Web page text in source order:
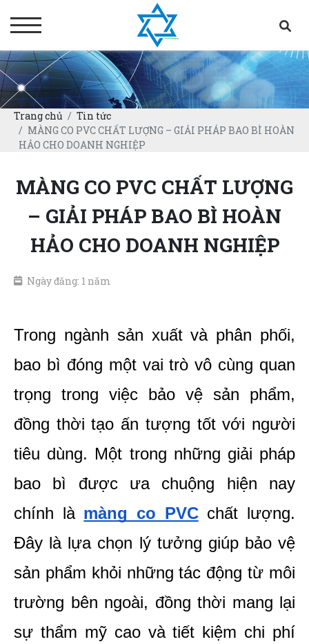
Trang chủ
Tin tức
MÀNG CO PVC CHẤT LƯỢNG – GIẢI PHÁP BAO BÌ HOÀN
HẢO CHO DOANH NGHIỆP
MÀNG CO PVC CHẤT LƯỢNG
– GIẢI PHÁP BAO BÌ HOÀN
HẢO CHO DOANH NGHIỆP
Ngày đăng: 1 năm
Trong ngành sản xuất và phân phối,
bao bì đóng một vai trò vô cùng quan
trọng trong việc bảo vệ sản phẩm,
đồng thời tạo ấn tượng tốt với người
tiêu dùng. Một trong những giải pháp
bao bì được ưa chuộng hiện nay
chính là màng co PVC chất lượng.
Đây là lựa chọn lý tưởng giúp bảo vệ
sản phẩm khỏi những tác động từ môi
trường bên ngoài, đồng thời mang lại
sự thẩm mỹ cao và tiết kiệm chi phí